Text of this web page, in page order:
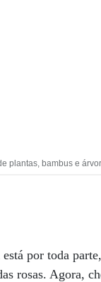
plantas, bambus e
por toda
rosas. Agora,